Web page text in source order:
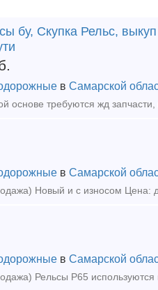
бу, Скупка Рельс,
в Самарской
в Самарской
Новый и с износом Цена:
в Самарской